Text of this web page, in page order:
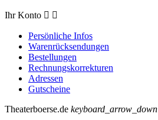
Ihr Konto  
Persönliche Infos
Warenrücksendungen
Bestellungen
Rechnungskorrekturen
Adressen
Gutscheine
Theaterboerse.de keyboard_arrow_down